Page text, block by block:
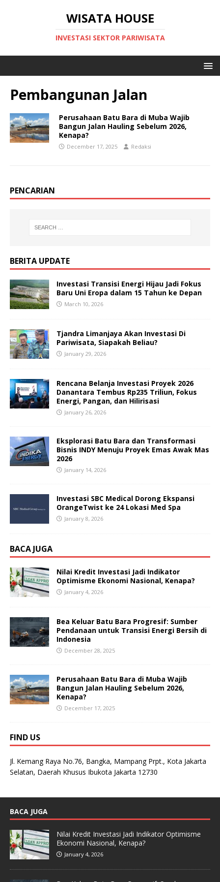
WISATA HOUSE
INVESTASI SEKTOR PARIWISATA
Pembangunan Jalan
Perusahaan Batu Bara di Muba Wajib
Bangun Jalan Hauling Sebelum 2026,
Kenapa?
December 17, 2025 Redaksi
PENCARIAN
BERITA UPDATE
Investasi Transisi Energi Hijau Jadi Fokus
Baru Uni Eropa dalam 15 Tahun ke Depan
March 10, 2026
Tjandra Limanjaya Akan Investasi Di
Pariwisata, Siapakah Beliau?
January 29, 2026
Rencana Belanja Investasi Proyek 2026
Danantara Tembus Rp235 Triliun, Fokus
Energi, Pangan, dan Hilirisasi
January 26, 2026
Eksplorasi Batu Bara dan Transformasi
Bisnis INDY Menuju Proyek Emas Awak Mas
2026
January 14, 2026
Investasi SBC Medical Dorong Ekspansi
OrangeTwist ke 24 Lokasi Med Spa
January 8, 2026
BACA JUGA
Nilai Kredit Investasi Jadi Indikator
Optimisme Ekonomi Nasional, Kenapa?
January 4, 2026
Bea Keluar Batu Bara Progresif: Sumber
Pendanaan untuk Transisi Energi Bersih di
Indonesia
December 28, 2025
Perusahaan Batu Bara di Muba Wajib
Bangun Jalan Hauling Sebelum 2026,
Kenapa?
December 17, 2025
FIND US
Jl. Kemang Raya No.76, Bangka, Mampang Prpt., Kota Jakarta
Selatan, Daerah Khusus Ibukota Jakarta 12730
BACA JUGA
Nilai Kredit Investasi Jadi Indikator Optimisme
Ekonomi Nasional, Kenapa?
January 4, 2026